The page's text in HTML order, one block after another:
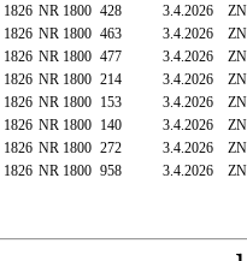
1826 NR 1800 428 3.4.2026
ZN
1826 NR 1800 463 3.4.2026
ZN
1826 NR 1800 477 3.4.2026
ZN
1826 NR 1800 214 3.4.2026
ZN
1826 NR 1800 153 3.4.2026
ZN
1826 NR 1800 140 3.4.2026
ZN
1826 NR 1800 272 3.4.2026
ZN
1826 NR 1800 958 3.4.2026 ZN